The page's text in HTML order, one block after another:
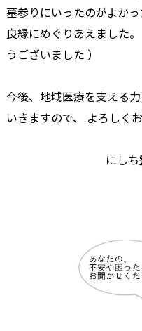
墓参りにいったのがよかっ
良縁にめぐりあえました
うございました ）
今後、地域医療を支える
いきますので、 よろしく
にし